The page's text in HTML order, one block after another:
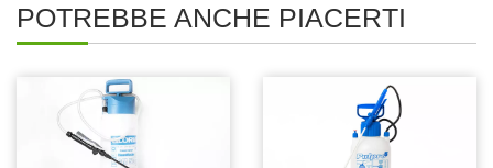
POTREBBE ANCHE PIACERTI